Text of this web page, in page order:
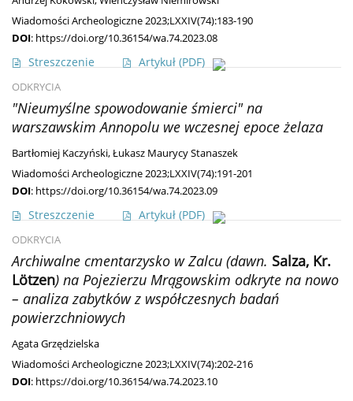
Wiadomości Archeologiczne 2023;LXXIV(74):183-190
DOI: https://doi.org/10.36154/wa.74.2023.08
Streszczenie Artykuł (PDF)
ODKRYCIA
"Nieumyślne spowodowanie śmierci" na
warszawskim Annopolu we wczesnej epoce żelaza
Bartłomiej Kaczyński,Łukasz Maurycy Stanaszek
Wiadomości Archeologiczne 2023;LXXIV(74):191-201
DOI: https://doi.org/10.36154/wa.74.2023.09
Streszczenie Artykuł (PDF)
ODKRYCIA
Archiwalne cmentarzysko w Zalcu (dawn. Salza, Kr.
Lötzen) na Pojezierzu Mrągowskim odkryte na nowo
– analiza zabytków z współczesnych badań
powierzchniowych
Agata Grzędzielska
Wiadomości Archeologiczne 2023;LXXIV(74):202-216
DOI: https://doi.org/10.36154/wa.74.2023.10